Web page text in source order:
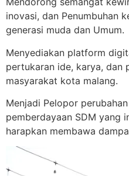
inovasi, dan Penumbuhan
generasi muda dan Umum.
Menyediakan platform
pertukaran ide, karya, dan
masyarakat kota malang.
Menjadi Pelopor
pemberdayaan SDM yang
harapkan membawa